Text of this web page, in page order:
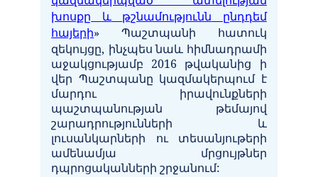
խոսքը
և թշնամությունն
ընդդեմ
հայերի» Պաշտպանի հատուկ
զեկույցը, ինչպես նաև հիմնադրամի
աջակցությամբ 2016 թվականից ի
վեր Պաշտպանը կազմակերպում է
մարդու իրավունքների
պաշտպանության թեմայով
շարադրությունների և
լուսանկարների ու տեսանյութերի
ամենամյա մրցույթներ
դպրոցականների շրջանում: